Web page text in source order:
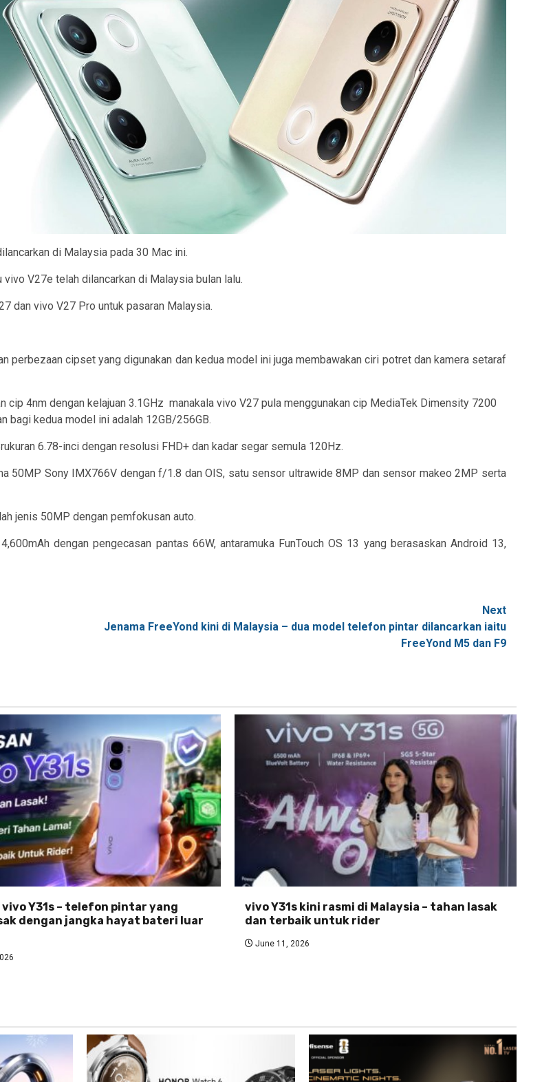
di Malaysia pada 30 Mac ini.
V27e telah dilancarkan di Malaysia bulan lalu.
dan vivo V27 Pro untuk pasaran Malaysia.
perbezaan cipset yang digunakan dan kedua model ini juga membawakan ciri potret dan kamera setaraf
cip 4nm dengan kelajuan 3.1GHz manakala vivo V27 pula menggunakan cip MediaTek Dimensity 7200
bagi kedua model ini adalah 12GB/256GB.
6.78-inci dengan resolusi FHD+ dan kadar segar semula 120Hz.
50MP Sony IMX766V dengan f/1.8 dan OIS, satu sensor ultrawide 8MP dan sensor makeo 2MP serta
jenis 50MP dengan pemfokusan auto.
dengan pengecasan pantas 66W, antaramuka FunTouch OS 13 yang berasaskan Android 13,
Next
Jenama FreeYond kini di Malaysia – dua model telefon pintar dilancarkan iaitu
FreeYond M5 dan F9
vivo Y31s – telefon pintar yang
dengan jangka hayat bateri luar
vivo Y31s kini rasmi di Malaysia – tahan lasak
dan terbaik untuk rider
June 11, 2026